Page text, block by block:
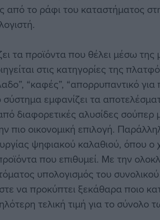
από το ράφι του καταστήματος
τα προϊόντα που θέλει μέσω
στις κατηγορίες της
“καφές”, “απορρυπαντικό για
εμφανίζει τα
διαφορετικές αλυσίδες σούπερ
πιο οικονομική επιλογή.
ψηφιακού καλαθιού, όπου ο
που επιθυμεί. Με την
υπολογισμός του
να προκύπτει ξεκάθαρα ποιο
τελική τιμή για το σύνολο